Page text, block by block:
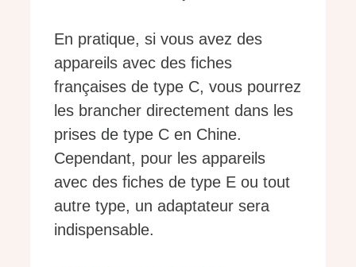
En pratique, si vous avez des
appareils avec des fiches
françaises de type C, vous pourrez
les brancher directement dans les
prises de type C en Chine.
Cependant, pour les appareils
avec des fiches de type E ou tout
autre type, un adaptateur sera
indispensable.